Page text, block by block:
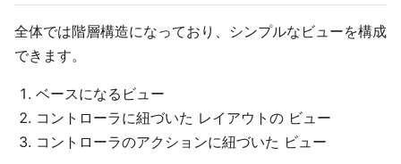
全体では階層構造になっており、シンプルなビューを構成
できます。
ベースになるビュー
コントローラに紐づいた レイアウトの ビュー
コントローラのアクションに紐づいた ビュー